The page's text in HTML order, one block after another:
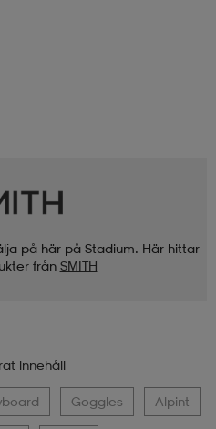
på här på Stadium. Här hittar
från SMITH
innehåll
Goggles Alpint